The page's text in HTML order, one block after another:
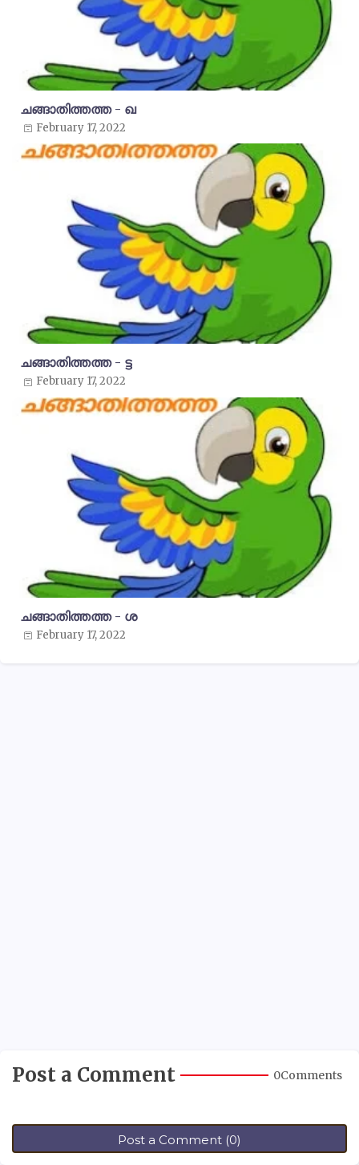
ചങ്ങാതിത്തത്ത - ഖ
February 17, 2022
ചങ്ങാതിത്തത്ത - ട്ട
February 17, 2022
ചങ്ങാതിത്തത്ത - ശ
February 17, 2022
Post a Comment 0Comments
Post a Comment (0)